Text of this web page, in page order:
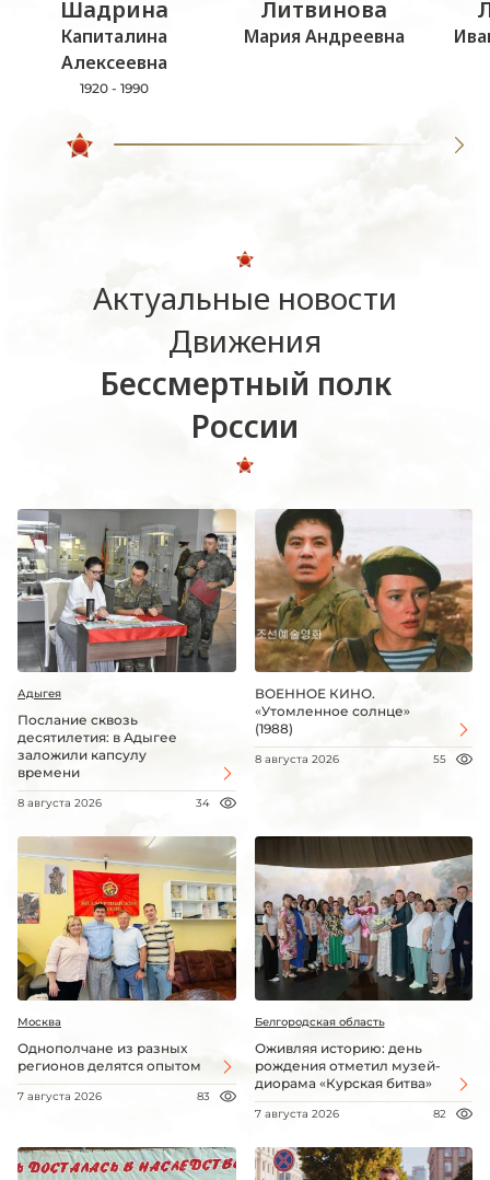
Шадрина
Капиталина
Алексеевна
1920 - 1990
Литвинова
Мария Андреевна
Актуальные новости
Движения
Бессмертный полк
России
Адыгея
Послание сквозь
десятилетия: в Адыгее
заложили капсулу
времени
8 августа 2026 34
ВОЕННОЕ КИНО.
«Утомленное солнце»
(1988)
8 августа 2026 55
Москва
Однополчане из разных
регионов делятся опытом
7 августа 2026 83
Белгородская область
Оживляя историю: день
рождения отметил музей-
диорама «Курская битва»
7 августа 2026 82